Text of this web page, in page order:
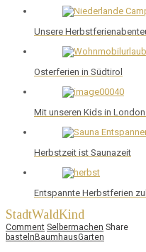
Unsere
Osterferien in Südtirol
Mit unseren Kids in
Herbstzeit ist Saunazeit
Entspannte Herbstferien
StadtWaldKind
Comment Selbermachen Share
bastelnBaumhausGarten